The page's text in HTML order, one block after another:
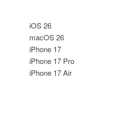
iOS 26
macOS 26
iPhone 17
iPhone 17 Pro
iPhone 17 Air